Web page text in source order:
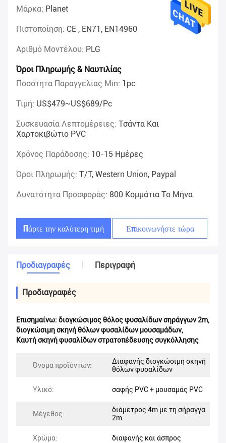
Μάρκα: Planet
Πιστοποίηση: CE , EN71, EN14960
Αριθμό Μοντέλου: PLG
Όροι Πληρωμής & Ναυτιλίας
Ποσότητα Παραγγελίας Min: 1pc
Τιμή: US$479~US$689/pc
Συσκευασία Λεπτομέρειες: Τσάντα Και
Χαρτοκιβώτιο PVC
Χρόνος Παράδοσης: 10-15 Ημέρες
Όροι Πληρωμής: T/T, Western Union, Paypal
Δυνατότητα Προσφοράς: 800 Κομμάτια Το Μήνα
Πάρτε την καλύτερη τιμή Επικοινωνήστε τώρα
Προδιαγραφές Περιγραφή
Προδιαγραφές
Επισημαίνω: διογκώσιμος θόλος φυσαλίδων σηράγγων 2m,
διογκώσιμη σκηνή θόλων φυσαλίδων μουσαμάδων,
Καυτή σκηνή φυσαλίδων στρατοπέδευσης συγκόλλησης
Όνομα προϊόντων:
Διαφανής διογκώσιμη σκηνή
θόλων φυσαλίδων
Υλικό: σαφής PVC + μουσαμάς PVC
Μέγεθος:
διάμετρος 4m με τη σήραγγα
2m
Χρώμα: διαφανής και άσπρος